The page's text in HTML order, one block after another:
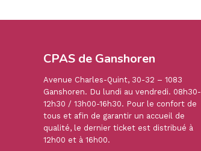
CPAS de Ganshoren
Avenue Charles-Quint, 30-32 – 1083
Ganshoren. Du lundi au vendredi. 08h30-
12h30 / 13h00-16h30. Pour le confort de
tous et afin de garantir un accueil de
qualité, le dernier ticket est distribué à
12h00 et à 16h00.